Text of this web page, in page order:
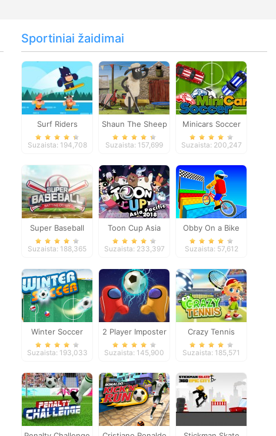
Sportiniai žaidimai
Surf Riders
Suzaista: 194,708
Shaun The Sheep
Baahmy Golf
Suzaista: 157,699
Minicars Soccer
Suzaista: 200,247
Super Baseball
Suzaista: 188,365
Toon Cup Asia
Pacific 2018
Suzaista: 233,397
Obby On a Bike
Suzaista: 57,612
Winter Soccer
Suzaista: 193,033
2 Player Imposter
Soccer
Suzaista: 145,900
Crazy Tennis
Suzaista: 185,571